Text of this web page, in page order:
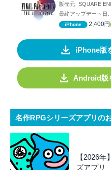
販売元: SQUARE
最終アップデート日:
iPhone 2,400円
iPhone版
Android版
名作RPGシリーズアプリの
【2026
ズアプリ